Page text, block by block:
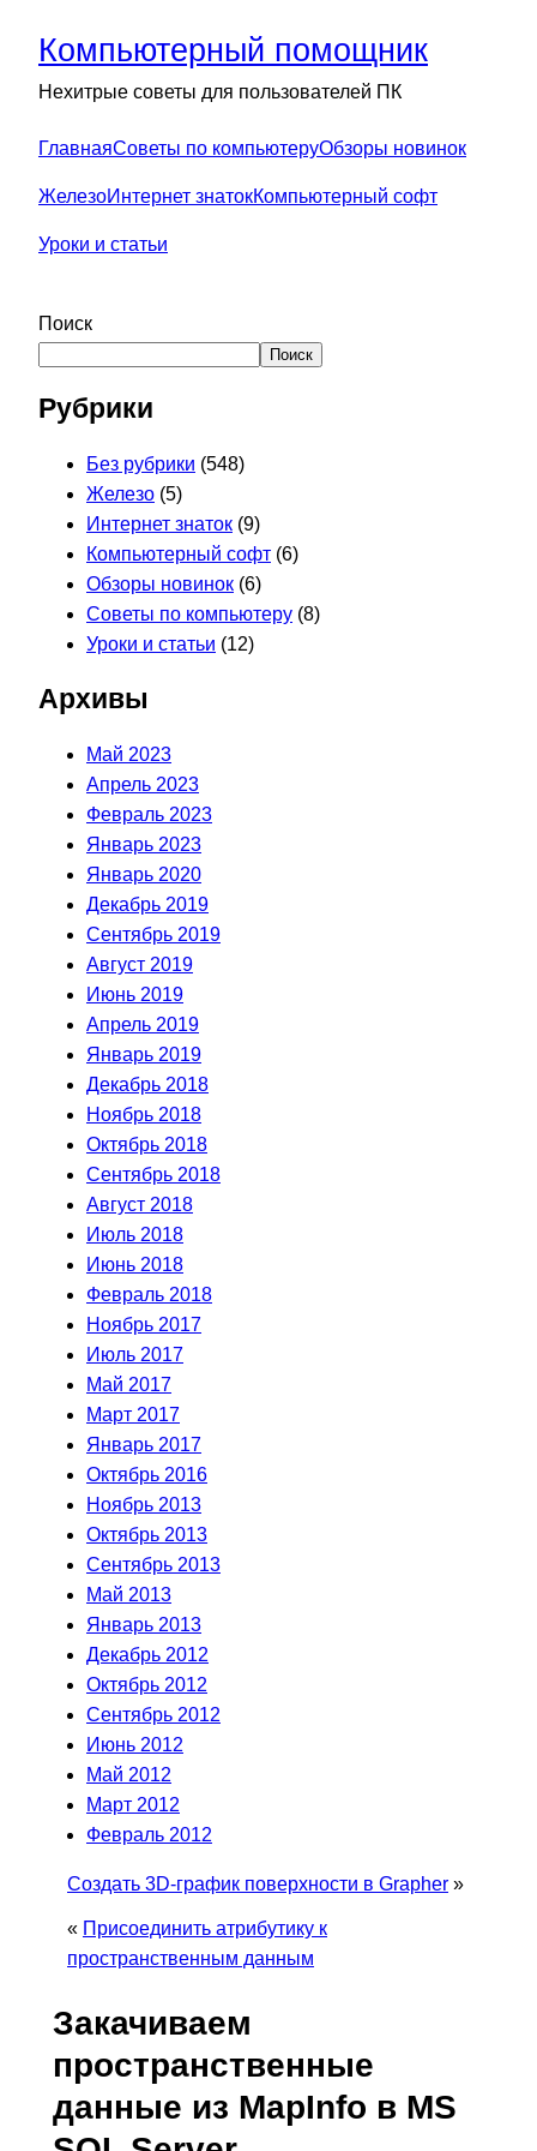
Компьютерный помощник
Нехитрые советы для пользователей ПК
ГлавнаяСоветы по компьютеруОбзоры новинок
ЖелезоИнтернет знатокКомпьютерный софт
Уроки и статьи
Поиск
Поиск
Рубрики
Без рубрики (548)
Железо (5)
Интернет знаток (9)
Компьютерный софт (6)
Обзоры новинок (6)
Советы по компьютеру (8)
Уроки и статьи (12)
Архивы
Май 2023
Апрель 2023
Февраль 2023
Январь 2023
Январь 2020
Декабрь 2019
Сентябрь 2019
Август 2019
Июнь 2019
Апрель 2019
Январь 2019
Декабрь 2018
Ноябрь 2018
Октябрь 2018
Сентябрь 2018
Август 2018
Июль 2018
Июнь 2018
Февраль 2018
Ноябрь 2017
Июль 2017
Май 2017
Март 2017
Январь 2017
Октябрь 2016
Ноябрь 2013
Октябрь 2013
Сентябрь 2013
Май 2013
Январь 2013
Декабрь 2012
Октябрь 2012
Сентябрь 2012
Июнь 2012
Май 2012
Март 2012
Февраль 2012
Создать 3D-график поверхности в Grapher »
« Присоединить атрибутику к
пространственным данным
Закачиваем
пространственные
данные из MapInfo в MS